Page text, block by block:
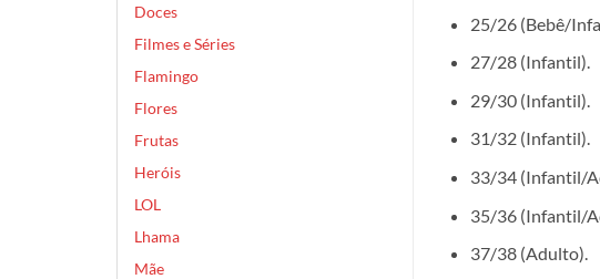
Doces
Filmes e Séries
Flamingo
Flores
Frutas
Heróis
LOL
Lhama
Mãe
25/26 (Bebê/
27/28 (Infantil).
29/30 (Infantil).
31/32 (Infantil).
33/34 (Infantil/
35/36 (Infantil/
37/38 (Adulto).